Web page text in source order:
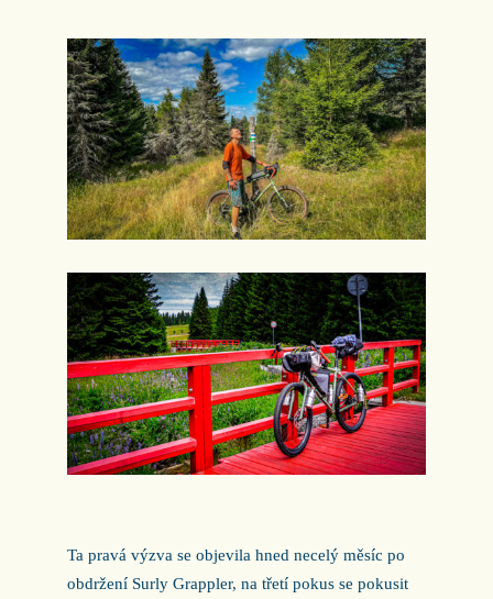
Ta pravá výzva se objevila hned necelý měsíc po
obdržení Surly Grappler, na třetí pokus se pokusit